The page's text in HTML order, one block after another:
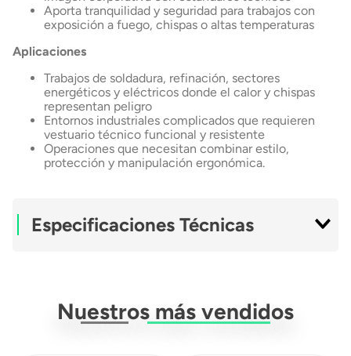
Aporta tranquilidad y seguridad para trabajos con
exposición a fuego, chispas o altas temperaturas
Aplicaciones
Trabajos de soldadura, refinación, sectores
energéticos y eléctricos donde el calor y chispas
representan peligro
Entornos industriales complicados que requieren
vestuario técnico funcional y resistente
Operaciones que necesitan combinar estilo,
protección y manipulación ergonómica.
Especificaciones Técnicas
Material Interior Antiestatico
Nuestros más vendidos